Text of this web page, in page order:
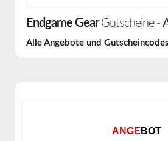
Endgame GearGutscheine -
Alle Angebote und
ANGEBOT